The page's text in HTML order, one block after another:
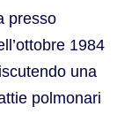
presso
1984
una
polmonari